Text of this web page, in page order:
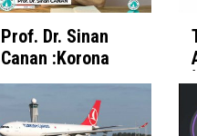
Prof. Dr. Sinan
Canan :Korona
Günlerinde
İnsanın Fabrika
Ayarları